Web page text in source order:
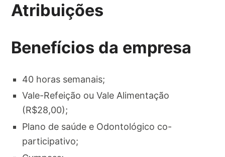
Atribuições
Benefícios da empresa
40 horas semanais;
Vale-Refeição ou Vale Alimentação
(R$28,00);
Plano de saúde e Odontológico co-
participativo;